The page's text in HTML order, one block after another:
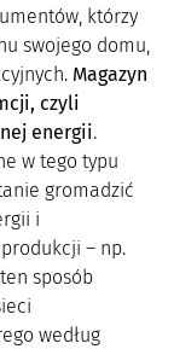
którzy
swojego domu,
Magazyn
czyli
energii.
w tego typu
gromadzić
i
– np.
sposób
według